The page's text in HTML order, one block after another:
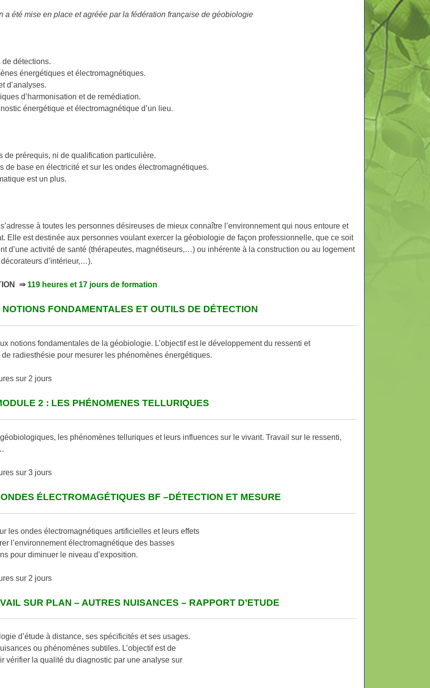
a été mise en place et agréée par la fédération française de géobiologie
détections.
énergétiques et électromagnétiques.
d’analyses.
d’harmonisation et de remédiation.
énergétique et électromagnétique d’un lieu.
de prérequis, ni de qualification particulière.
de base en électricité et sur les ondes électromagnétiques.
est un plus.
à toutes les personnes désireuses de mieux connaître l’environnement qui nous entoure et
Elle est destinée aux personnes voulant exercer la géobiologie de façon professionnelle, que ce soit
d’une activité de santé (thérapeutes, magnétiseurs,…) ou inhérente à la construction ou au logement
d’intérieur,…).
⇒ 119 heures et 17 jours de formation
FONDAMENTALES ET OUTILS DE DÉTECTION
notions fondamentales de la géobiologie. L’objectif est le développement du ressenti et
radiesthésie pour mesurer les phénomènes énergétiques.
sur 2 jours
2 : LES PHÉNOMENES TELLURIQUES
les phénomènes telluriques et leurs influences sur le vivant. Travail sur le ressenti,
sur 3 jours
ÉLECTROMAGÉTIQUES BF –DÉTECTION ET MESURE
les ondes électromagnétiques artificielles et leurs effets
l’environnement électromagnétique des basses
pour diminuer le niveau d’exposition.
sur 2 jours
SUR PLAN – AUTRES NUISANCES – RAPPORT D’ETUDE
d’étude à distance, ses spécificités et ses usages.
ou phénomènes subtiles. L’objectif est de
vérifier la qualité du diagnostic par une analyse sur